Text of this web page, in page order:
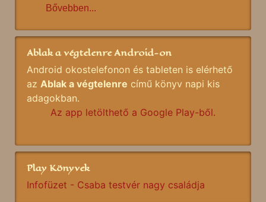
Bővebben...
Ablak a végtelenre Android-on
Android okostelefonon és tableten is elérhető
az Ablak a végtelenre című könyv napi kis
adagokban.
Az app letölthető a Google Play-ből.
Play Könyvek
Infofüzet - Csaba testvér nagy családja